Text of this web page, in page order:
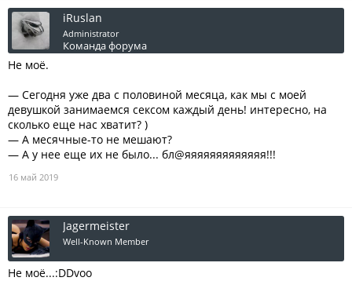
iRuslan
Administrator
Команда форума
Не моё.
— Сегодня уже два с половиной месяца, как мы с моей
девушкой занимаемся ceкcом каждый день! интересно, на
сколько еще нас хватит? )
— А месячные-то не мешают?
— А у нее еще их не было... бл@яяяяяяяяяяяяя!!!
16 май 2019
Jagermeister
Well-Known Member
Не моё...:DDvoo